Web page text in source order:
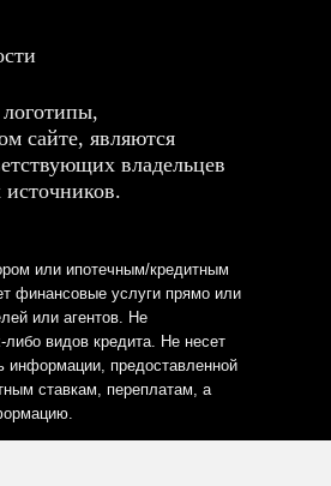
сайте, являются
владельцев
или ипотечным/кредитным
финансовые услуги прямо или
или агентов. Не
видов кредита. Не несет
информации, предоставленной
ставкам, переплатам, а